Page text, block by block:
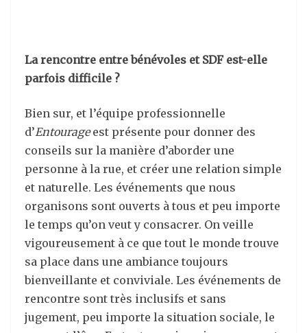
La rencontre entre bénévoles et SDF est-elle
parfois difficile ?
Bien sur, et l’équipe professionnelle
d’Entourageest présente pour donner des
conseils sur la manière d’aborder une
personne à la rue, et créer une relation simple
et naturelle. Les événements que nous
organisons sont ouverts à tous et peu importe
le temps qu’on veut y consacrer. On veille
vigoureusement à ce que tout le monde trouve
sa place dans une ambiance toujours
bienveillante et conviviale. Les événements de
rencontre sont très inclusifs et sans
jugement, peu importe la situation sociale, le